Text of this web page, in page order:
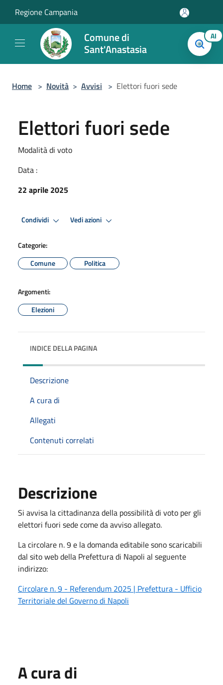
Regione Campania
Comune di
Sant'Anastasia
AI
Home > Novità > Avvisi > Elettori fuori sede
Elettori fuori sede
Modalità di voto
Data :
22 aprile 2025
Condividi Vedi azioni
Categorie:
Comune
Politica
Argomenti:
Elezioni
INDICE DELLA PAGINA
Descrizione
A cura di
Allegati
Contenuti correlati
Descrizione
Si avvisa la cittadinanza della possibilità di voto per gli
elettori fuori sede come da avviso allegato.
La circolare n. 9 e la domanda editabile sono scaricabili
dal sito web della Prefettura di Napoli al seguente
indirizzo:
Circolare n. 9 - Referendum 2025 | Prefettura - Ufficio
Territoriale del Governo di Napoli
A cura di